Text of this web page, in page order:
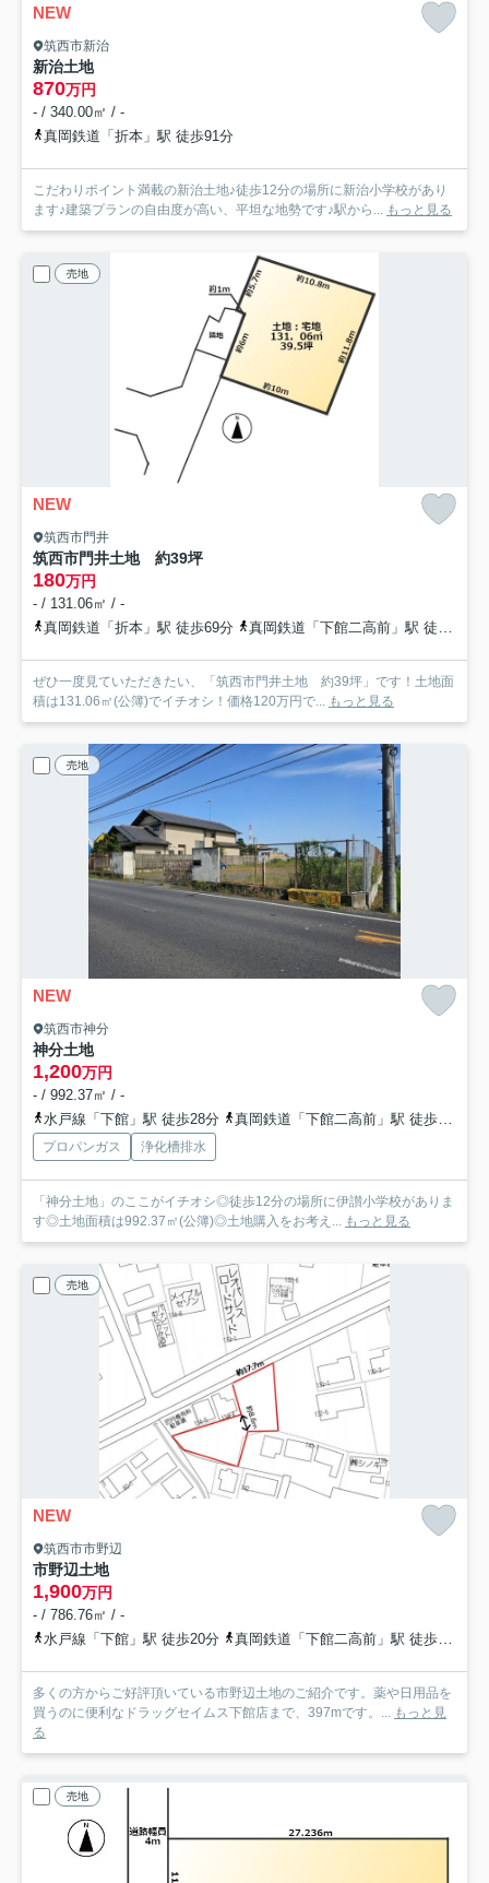
NEW
筑西市新治
新治土地
870万円
- / 340.00㎡ / -
真岡鉄道「折本」駅 徒歩91分
こだわりポイント満載の新治土地♪徒歩12分の場所に新治小学校があり
ます♪建築プランの自由度が高い、平坦な地勢です♪駅から...
もっと見る
売地
NEW
筑西市門井
筑西市門井土地 約39坪
180万円
- / 131.06㎡ / -
真岡鉄道「折本」駅 徒歩69分
真岡鉄道「下館二高前」駅 徒歩73分
ぜひ一度見ていただきたい、「筑西市門井土地 約39坪」です！土地面
積は131.06㎡(公簿)でイチオシ！価格120万円で...
もっと見る
売地
NEW
筑西市神分
神分土地
1,200万円
- / 992.37㎡ / -
水戸線「下館」駅 徒歩28分
真岡鉄道「下館二高前」駅 徒歩32分
プロパンガス 浄化槽排水
「神分土地」のここがイチオシ◎徒歩12分の場所に伊讃小学校がありま
す◎土地面積は992.37㎡(公簿)◎土地購入をお考え...
もっと見る
売地
NEW
筑西市市野辺
市野辺土地
1,900万円
- / 786.76㎡ / -
水戸線「下館」駅 徒歩20分
真岡鉄道「下館二高前」駅 徒歩25分
多くの方からご好評頂いている市野辺土地のご紹介です。薬や日用品を
買うのに便利なドラッグセイムス下館店まで、397mです。...
もっと見
る
売地